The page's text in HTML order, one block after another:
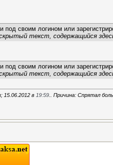
своим логином или
текст, содержащийся
своим логином или
текст, содержащийся
15.06.2012 в 19:59 .. Причина: Спрятал